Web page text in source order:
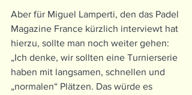
Aber für Miguel Lamperti, den das Padel
Magazine France kürzlich interviewt hat
hierzu, sollte man noch weiter gehen:
„Ich denke, wir sollten eine Turnierserie
haben mit langsamen, schnellen und
„normalen“ Plätzen. Das würde es